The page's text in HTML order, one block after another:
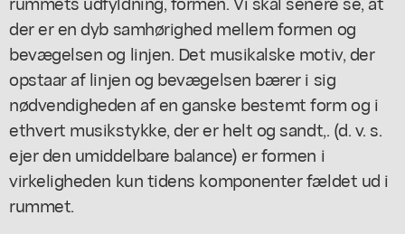
der er en dyb samhørighed mellem formen og
bevægelsen og linjen. Det musikalske motiv, der
opstaar af linjen og bevægelsen bærer i sig
nødvendigheden af en ganske bestemt form og i
ethvert musikstykke, der er helt og sandt,. (d. v. s.
ejer den umiddelbare balance) er formen i
virkeligheden kun tidens komponenter fældet ud i
rummet.